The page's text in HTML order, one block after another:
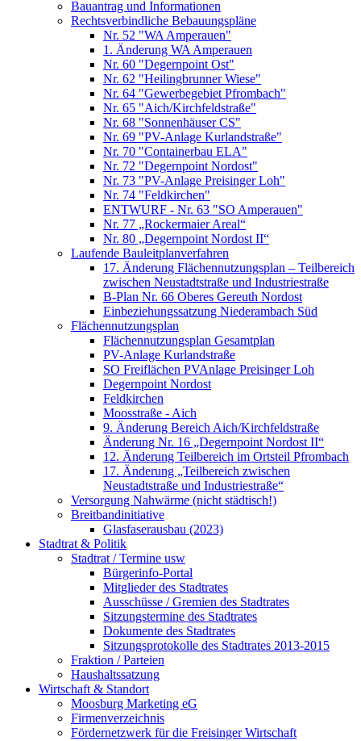
Bauantrag und Informationen
Rechtsverbindliche Bebauungspläne
Nr. 52 "WA Amperauen"
1. Änderung WA Amperauen
Nr. 60 "Degernpoint Ost"
Nr. 62 "Heilingbrunner Wiese"
Nr. 64 "Gewerbegebiet Pfrombach"
Nr. 65 "Aich/Kirchfeldstraße"
Nr. 68 "Sonnenhäuser CS"
Nr. 69 "PV-Anlage Kurlandstraße"
Nr. 70 "Containerbau ELA"
Nr. 72 "Degernpoint Nordost"
Nr. 73 "PV-Anlage Preisinger Loh"
Nr. 74 "Feldkirchen"
ENTWURF - Nr. 63 "SO Amperauen"
Nr. 77 „Rockermaier Areal“
Nr. 80 „Degernpoint Nordost II“
Laufende Bauleitplanverfahren
17. Änderung Flächennutzungsplan – Teilbereich
zwischen Neustadtstraße und Industriestraße
B-Plan Nr. 66 Oberes Gereuth Nordost
Einbeziehungssatzung Niederambach Süd
Flächennutzungsplan
Flächennutzungsplan Gesamtplan
PV-Anlage Kurlandstraße
SO Freiflächen PV­Anlage Preisinger Loh
Degernpoint Nordost
Feldkirchen
Moosstraße - Aich
9. Änderung Bereich Aich/Kirchfeldstraße
Änderung Nr. 16 „Degernpoint Nordost II“
12. Änderung Teilbereich im Ortsteil Pfrombach
17. Änderung „Teilbereich zwischen
Neustadtstraße und Industriestraße“
Versorgung Nahwärme (nicht städtisch!)
Breitbandinitiative
Glasfaserausbau (2023)
Stadtrat & Politik
Stadtrat / Termine usw
Bürgerinfo-Portal
Mitglieder des Stadtrates
Ausschüsse / Gremien des Stadtrates
Sitzungstermine des Stadtrates
Dokumente des Stadtrates
Sitzungsprotokolle des Stadtrates 2013-2015
Fraktion / Parteien
Haushaltssatzung
Wirtschaft & Standort
Moosburg Marketing eG
Firmenverzeichnis
Fördernetzwerk für die Freisinger Wirtschaft